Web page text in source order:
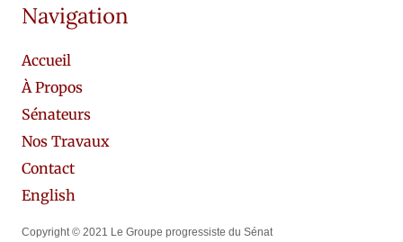
Navigation
Accueil
À Propos
Sénateurs
Nos Travaux
Contact
English
Copyright © 2021 Le Groupe progressiste du Sénat